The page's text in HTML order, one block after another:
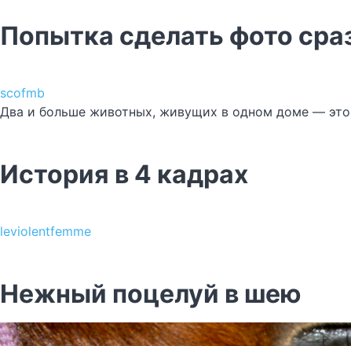
Попытка сделать фото
scofmb
Два и больше животных, живущих в одном доме — это
История в 4 кадрах
leviolentfemme
Нежный поцелуй в шею